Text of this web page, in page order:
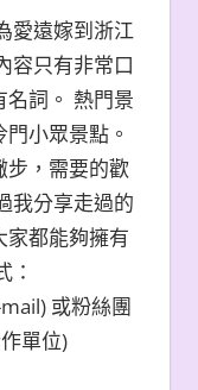
愛遠嫁到浙江
容只有非常口
詞。 熱門景
小眾景點。
步，需要的歡
我分享走過的
家都能夠擁有
：
或粉絲團
單位)